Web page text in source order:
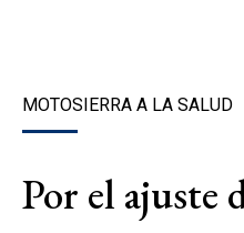
MOTOSIERRA A LA SALUD
Por el ajuste